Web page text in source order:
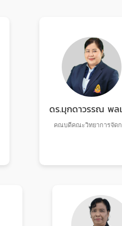
ดร.มุกดาวรรณ พล
คณบดีคณะวิทยาการจัด